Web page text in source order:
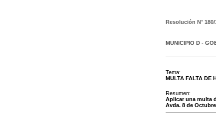
Resolución N° 180/
MUNICIPIO D -
Tema:
MULTA FALTA DE
Resumen:
Aplicar una multa
Avda. 8 de